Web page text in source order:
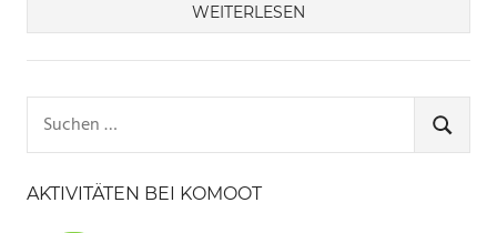
WEITERLESEN
nach:
SUCHEN
AKTIVITÄTEN BEI KOMOOT